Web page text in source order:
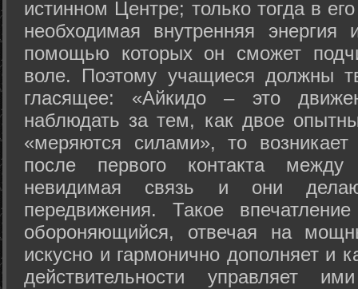
истинном Центре; только тогда в
необходимая внутренняя
помощью которых он сможет
воле. Поэтому учащиеся должны
гласящее: «Айкидо – это
наблюдать за тем, как двое
«меряются силами», то возникает
после первого контакта
невидимая связь и они
передвижения. Такое
обороняющийся, отвечая на
искусно и гармонично дополняет и
действительности управляет